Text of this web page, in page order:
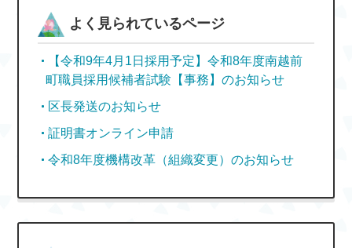
よく見られているページ
【令和9年4月1日採用予定】令和8年度南越前
町職員採用候補者試験【事務】のお知らせ
区長発送のお知らせ
証明書オンライン申請
令和8年度機構改革（組織変更）のお知らせ